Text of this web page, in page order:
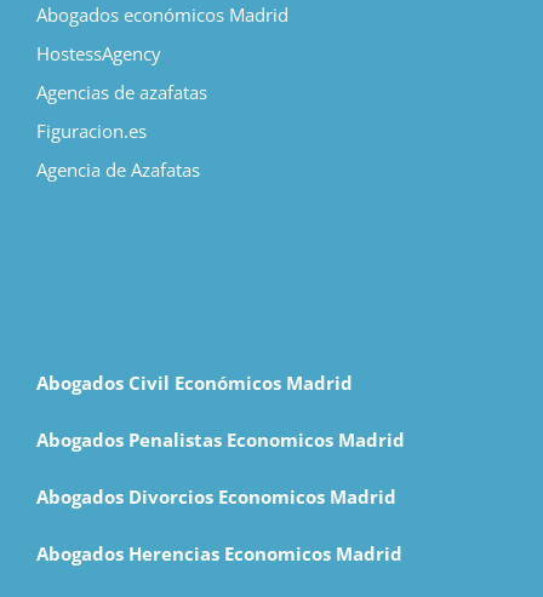
Abogados económicos Madrid
HostessAgency
Agencias de azafatas
Figuracion.es
Agencia de Azafatas
Abogados Civil Económicos Madrid
Abogados Penalistas Economicos Madrid
Abogados Divorcios Economicos Madrid
Abogados Herencias Economicos Madrid